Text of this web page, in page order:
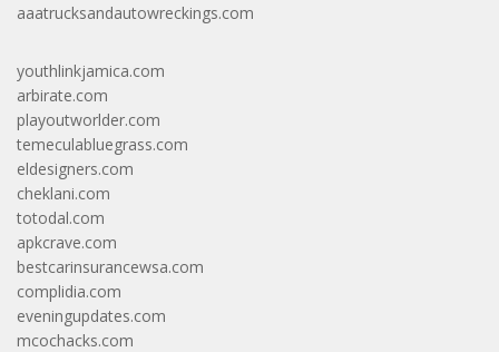
aaatrucksandautowreckings.com
youthlinkjamica.com
arbirate.com
playoutworlder.com
temeculabluegrass.com
eldesigners.com
cheklani.com
totodal.com
apkcrave.com
bestcarinsurancewsa.com
complidia.com
eveningupdates.com
mcochacks.com